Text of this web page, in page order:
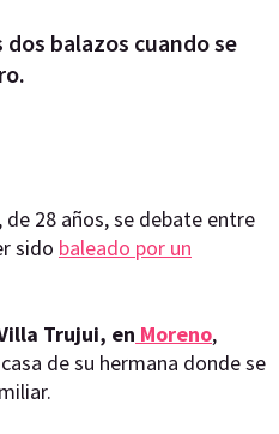
balazos cuando se
, de 28 años, se debate entre
sido baleado por un
Trujui, en Moreno,
de su hermana donde se